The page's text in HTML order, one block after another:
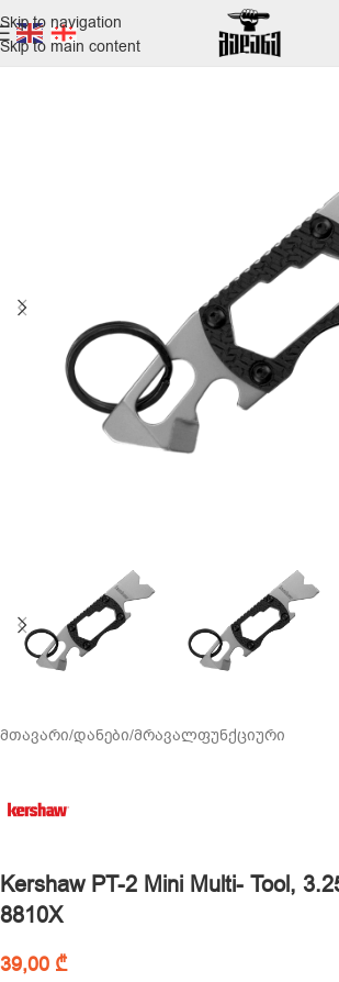
Skip to navigation
Skip to main content
მთავარი/დანები/მრავალფუნქციური
Kershaw PT-2 Mini Multi- Tool,
8810X
39,00 ₾